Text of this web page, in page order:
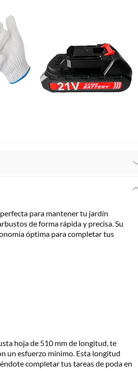
sin uso, tal como te lo entregamos. Ten
o caducar con rapidez.
por ejemplo, cupones de experiencia o
abiertos, de segunda selección,
otros análogos.
para mantener tu jardín
de forma rápida y precisa. Su
óptima para completar tus
hoja de 510 mm de longitud, te
un esfuerzo mínimo. Esta longitud
completar tus tareas de poda en